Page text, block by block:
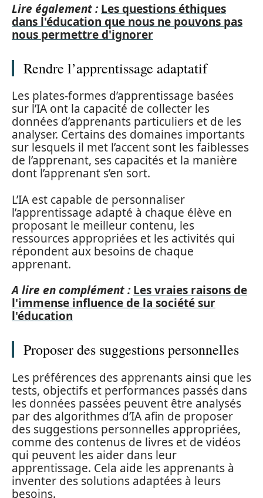
Lire également : Les questions éthiques
dans l'éducation que nous ne pouvons pas
nous permettre d'ignorer
Rendre l’apprentissage adaptatif
Les plates-formes d’apprentissage basées
sur l’IA ont la capacité de collecter les
données d’apprenants particuliers et de les
analyser. Certains des domaines importants
sur lesquels il met l’accent sont les faiblesses
de l’apprenant, ses capacités et la manière
dont l’apprenant s’en sort.
L’IA est capable de personnaliser
l’apprentissage adapté à chaque élève en
proposant le meilleur contenu, les
ressources appropriées et les activités qui
répondent aux besoins de chaque
apprenant.
A lire en complément : Les vraies raisons de
l'immense influence de la société sur
l'éducation
Proposer des suggestions personnelles
Les préférences des apprenants ainsi que les
tests, objectifs et performances passés dans
les données passées peuvent être analysés
par des algorithmes d’IA afin de proposer
des suggestions personnelles appropriées,
comme des contenus de livres et de vidéos
qui peuvent les aider dans leur
apprentissage. Cela aide les apprenants à
inventer des solutions adaptées à leurs
besoins.